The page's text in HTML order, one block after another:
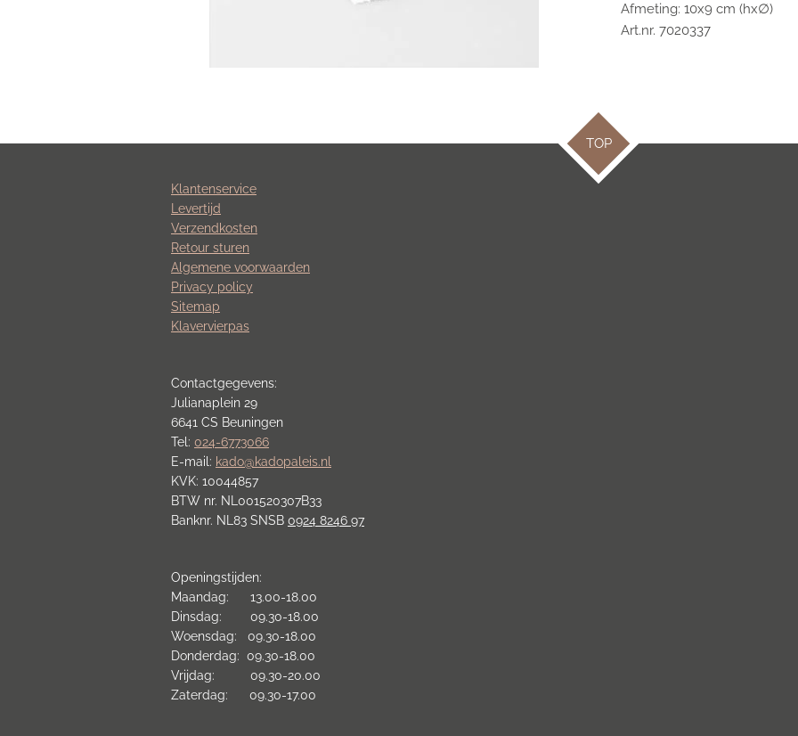
Afmeting: 10x9 cm (hx∅)
Art.nr. 7020337
TOP
Klantenservice
Levertijd
Verzendkosten
Retour sturen
Algemene voorwaarden
Privacy policy
Sitemap
Klavervierpas
Contactgegevens:
Julianaplein 29
6641 CS Beuningen
Tel: 024-6773066
E-mail: kado@kadopaleis.nl
KVK: 10044857
BTW nr. NL001520307B33
Banknr. NL83 SNSB 0924 8246 97
Openingstijden:
Maandag: 13.00-18.00
Dinsdag: 09.30-18.00
Woensdag: 09.30-18.00
Donderdag: 09.30-18.00
Vrijdag: 09.30-20.00
Zaterdag: 09.30-17.00